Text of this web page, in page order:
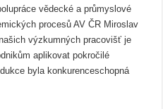
vědecké a průmyslové
procesů AV ČR Miroslav
výzkumných pracovišť je
aplikovat pokročilé
byla konkurenceschopná